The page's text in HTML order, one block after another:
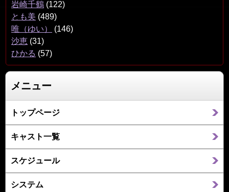
岩崎千鶴 (122)
とも美 (489)
唯（ゆい）
(146)
沙恵 (31)
ひかる (57)
メニュー
トップページ
キャスト一覧
スケジュール
システム